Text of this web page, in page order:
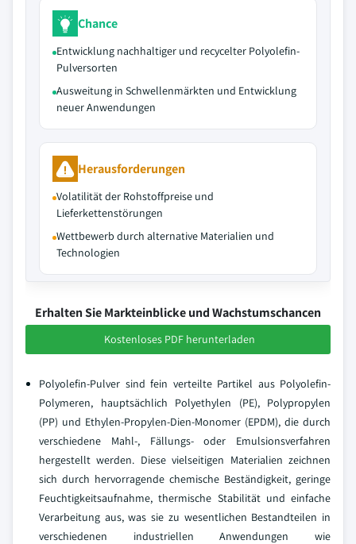
Chance
Entwicklung nachhaltiger und recycelter Polyolefin-
Pulversorten
Ausweitung in Schwellenmärkten und Entwicklung
neuer Anwendungen
Herausforderungen
Volatilität der Rohstoffpreise und
Lieferkettenstörungen
Wettbewerb durch alternative Materialien und
Technologien
Erhalten Sie Markteinblicke und Wachstumschancen
Kostenloses PDF herunterladen
Polyolefin-Pulver sind fein verteilte Partikel aus Polyolefin-
Polymeren, hauptsächlich Polyethylen (PE), Polypropylen
(PP) und Ethylen-Propylen-Dien-Monomer (EPDM), die durch
verschiedene Mahl-, Fällungs- oder Emulsionsverfahren
hergestellt werden. Diese vielseitigen Materialien zeichnen
sich durch hervorragende chemische Beständigkeit, geringe
Feuchtigkeitsaufnahme, thermische Stabilität und einfache
Verarbeitung aus, was sie zu wesentlichen Bestandteilen in
verschiedenen industriellen Anwendungen wie